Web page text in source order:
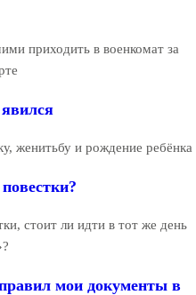
приходить в военкомат за
женитьбу и рождение ребёнка
стоит ли идти в тот же день
мои документы в